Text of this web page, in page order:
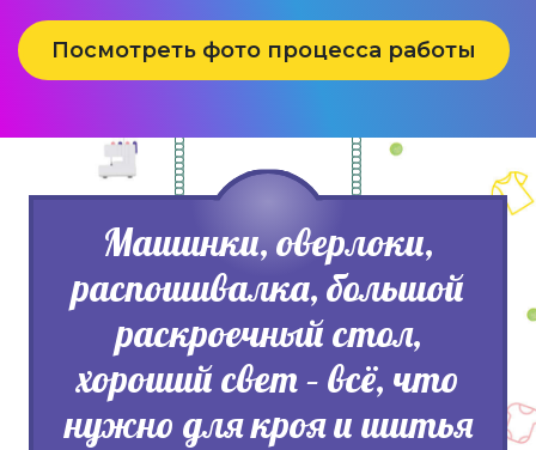
Посмотреть фото процесса работы
Машинки, оверлоки,
распошивалка, большой
раскроечный стол,
хороший свет – всё, что
нужно для кроя и шитья